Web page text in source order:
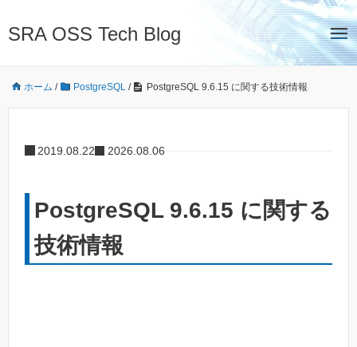
SRA OSS Tech Blog
ホーム / PostgreSQL / PostgreSQL 9.6.15 に関する技術情報
2019.08.22 2026.08.06
PostgreSQL 9.6.15 に関する
技術情報